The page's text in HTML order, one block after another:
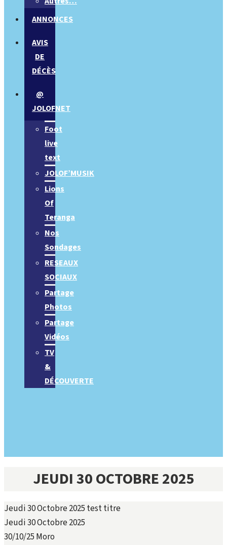
ANNONCES
AVIS
DE
DÉCÈS
@
JOLOFNET
Foot
live
text
JOLOF’MUSIK
Lions
Of
Teranga
Nos
Sondages
RESEAUX
SOCIAUX
Partage
Photos
Partage
Vidéos
TV
&
DÉCOUVERTE
JEUDI 30 OCTOBRE 2025
Jeudi 30 Octobre 2025 test titre
Jeudi 30 Octobre 2025
30/10/25 Moro